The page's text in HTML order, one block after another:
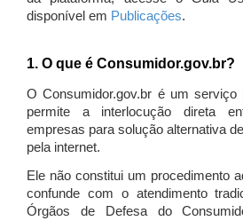
disponível em Publicações.
1. O que é Consumidor.gov.br?
O Consumidor.gov.br é um serviço
permite a interlocução direta
empresas para solução alternativa
pela internet.
Ele não constitui um procedimento
confunde com o atendimento
Órgãos de Defesa do